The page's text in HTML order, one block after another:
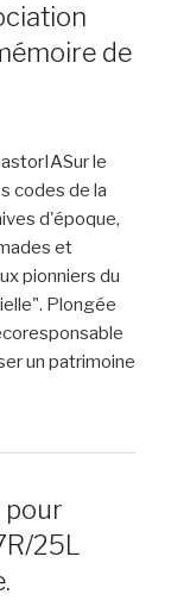
de
le
codes de la
d'époque,
et
pionniers du
Plongée
un patrimoine
pour
25L